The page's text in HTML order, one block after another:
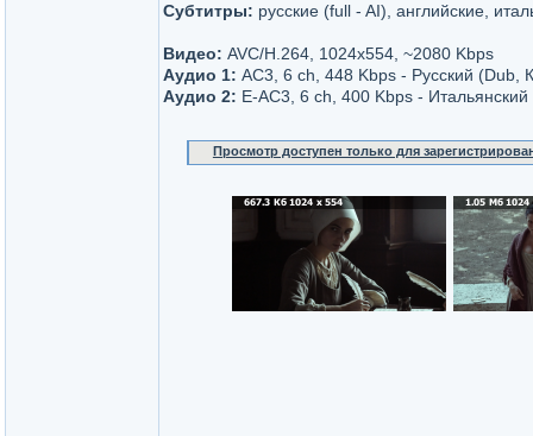
Субтитры: русские (full - AI), английские,
Видео: AVC/H.264, 1024x554, ~2080 Kbps
Аудио 1: AC3, 6 ch, 448 Kbps - Русский (Dub,
Аудио 2: Е-AC3, 6 ch, 400 Kbps - Итальянский
Просмотр доступен только для